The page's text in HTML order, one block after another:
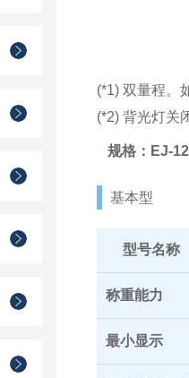
(*1) 双量程。
(*2) 背光灯关
规格：EJ-
基本型
型号名称
称重能力
最小显示